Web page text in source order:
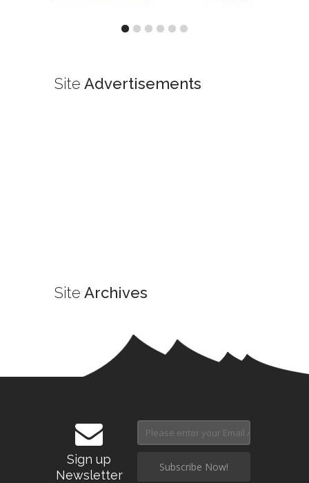
Site Advertisements
Site Archives
Sign up
Newsletter